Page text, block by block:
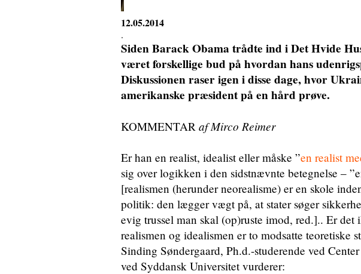
12.05.2014
.
Siden Barack Obama trådte ind i Det Hvide
været forskellige bud på hvordan hans
Diskussionen raser igen i disse dage, hvor
amerikanske præsident på en hård prøve.
KOMMENTAR af Mirco Reimer
Er han en realist, idealist eller måske ”en realist
sig over logikken i den sidstnævnte betegnelse –
[realismen (herunder neorealisme) er en skole
politik: den lægger vægt på, at stater søger
evig trussel man skal (op)ruste imod, red.].. Er det
realismen og idealismen er to modsatte teoretiske
Sinding Søndergaard, Ph.d.-studerende ved
ved Syddansk Universitet vurderer: